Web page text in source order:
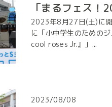
「まるフェス！
2023年8月27日(土)に
に「小中学生のための
cool roses Jr.』」...
2023/08/08